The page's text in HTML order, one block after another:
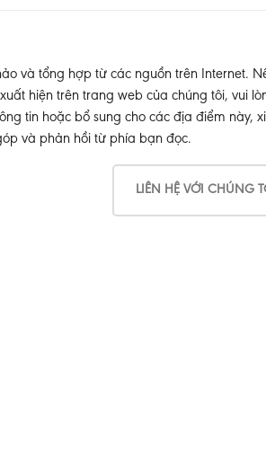
và tổng hợp từ các nguồn trên Internet.
hiện trên trang web của chúng tôi, vui
tin hoặc bổ sung cho các địa điểm này,
và phản hồi từ phía bạn đọc.
LIÊN HỆ VỚI CHÚNG